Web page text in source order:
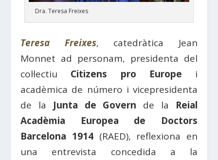
Dra. Teresa Freixes
Teresa Freixes, catedràtica Jean
Monnet ad personam, presidenta del
col·lectiu Citizens pro Europe i
acadèmica de número i vicepresidenta
de la Junta de Govern de la Reial
Acadèmia Europea de Doctors
Barcelona 1914(RAED), reflexiona en
una entrevista concedida a la